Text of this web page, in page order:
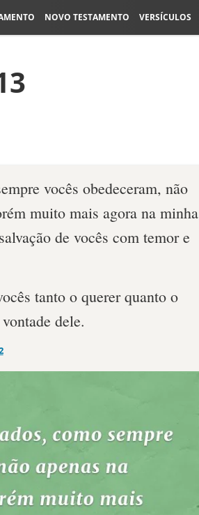
NOVO TESTAMENTO VERSÍCULOS
vocês obedeceram, não
muito mais agora na minha
de vocês com temor e
tanto o querer quanto o
dele.